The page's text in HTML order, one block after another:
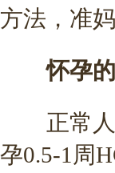
方法，准
怀孕的
正常人
孕0.5-1周